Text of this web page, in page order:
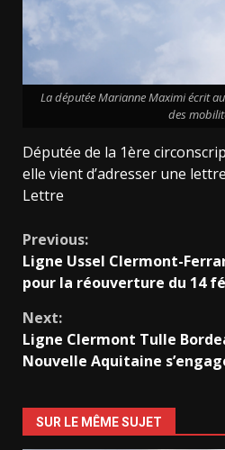
La députée Marianne Maximi écrit
des
Députée de la 1ère
elle vient d’adresser une
Lettre
Continue
Reading
Previous:
Ligne Ussel Clermont-
pour la réouverture du 14
Next:
Ligne Clermont Tulle
Nouvelle Aquitaine
SUR LE MÊME SUJET